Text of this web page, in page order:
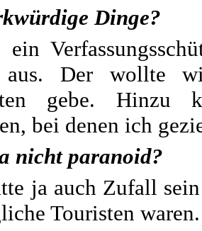
Dinge?
Der wollte
gebe. Hinzu
bei denen ich
nicht paranoid?
ja auch Zufall
Touristen waren.